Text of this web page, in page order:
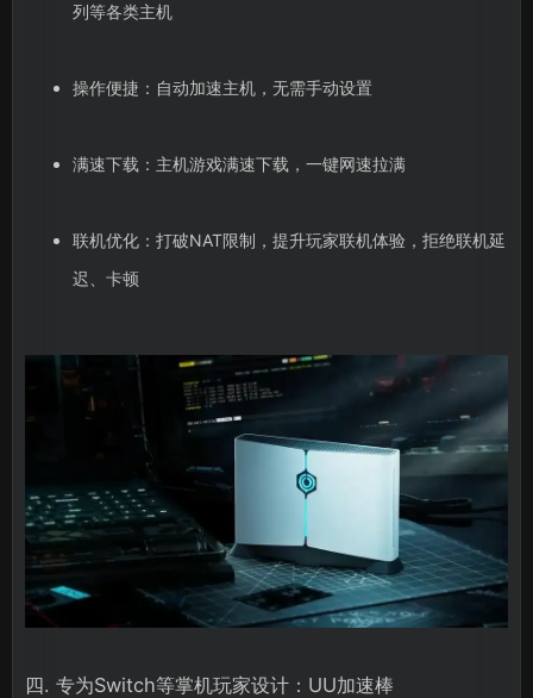
列等各类主机
操作便捷：自动加速主机，无需手动设置
满速下载：主机游戏满速下载，一键网速拉满
联机优化：打破NAT限制，提升玩家联机体验，拒绝联机延
迟、卡顿
四. 专为Switch等掌机玩家设计：UU加速棒